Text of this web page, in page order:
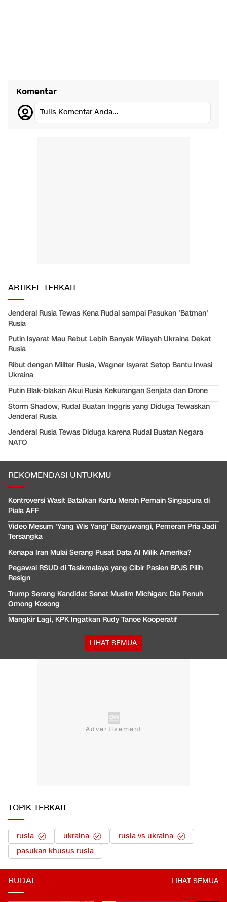
Komentar
Tulis Komentar Anda...
ARTIKEL TERKAIT
Jenderal Rusia Tewas Kena Rudal sampai Pasukan 'Batman'
Rusia
Putin Isyarat Mau Rebut Lebih Banyak Wilayah Ukraina Dekat
Rusia
Ribut dengan Militer Rusia, Wagner Isyarat Setop Bantu Invasi
Ukraina
Putin Blak-blakan Akui Rusia Kekurangan Senjata dan Drone
Storm Shadow, Rudal Buatan Inggris yang Diduga Tewaskan
Jenderal Rusia
Jenderal Rusia Tewas Diduga karena Rudal Buatan Negara
NATO
REKOMENDASI UNTUKMU
Kontroversi Wasit Batalkan Kartu Merah Pemain Singapura di
Piala AFF
Video Mesum 'Yang Wis Yang' Banyuwangi, Pemeran Pria Jadi
Tersangka
Kenapa Iran Mulai Serang Pusat Data AI Milik Amerika?
Pegawai RSUD di Tasikmalaya yang Cibir Pasien BPJS Pilih
Resign
Trump Serang Kandidat Senat Muslim Michigan: Dia Penuh
Omong Kosong
Mangkir Lagi, KPK Ingatkan Rudy Tanoe Kooperatif
LIHAT SEMUA
TOPIK TERKAIT
rusia ukraina
rusia vs ukraina
pasukan khusus rusia
RUDAL LIHAT SEMUA